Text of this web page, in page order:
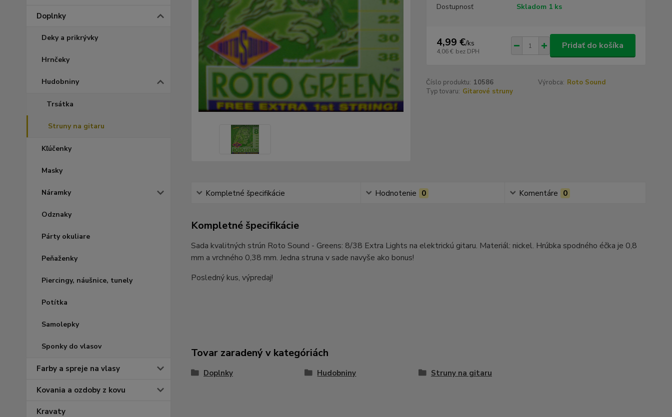
Doplnky
Deky a prikrývky
Hrnčeky
Hudobniny
Trsátka
Struny na gitaru
Kľúčenky
Masky
Náramky
Odznaky
Párty okuliare
Peňaženky
Piercingy, náušnice, tunely
Potítka
Samolepky
Sponky do vlasov
Farby a spreje na vlasy
Kovania a ozdoby z kovu
Kravaty
Dostupnosť Skladom 1 ks
4,99 €/ks
4,06 € bez DPH
Pridať do košíka
Číslo produktu: 10586 Výrobca: Roto Sound
Typ tovaru: Gitarové struny
Kompletné špecifikácie Hodnotenie 0 Komentáre 0
Kompletné špecifikácie
Sada kvalitných strún Roto Sound - Greens: 8/38 Extra Lights na elektrickú gitaru. Materiál: nickel. Hrúbka spodného éčka je 0,8
mm a vrchného 0,38 mm. Jedna struna v sade navyše ako bonus!
Posledný kus, výpredaj!
Tovar zaradený v kategóriách
Doplnky Hudobniny Struny na gitaru